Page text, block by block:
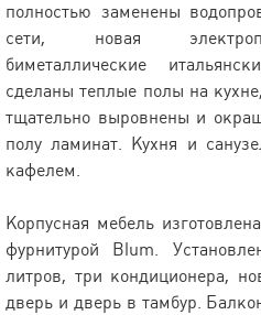
полностью заменены
сети, новая
биметаллические
сделаны теплые полы на
тщательно выровнены и
полу ламинат. Кухня и
кафелем.
Корпусная мебель
фурнитурой Blum.
литров, три кондиционера,
дверь и дверь в тамбур.